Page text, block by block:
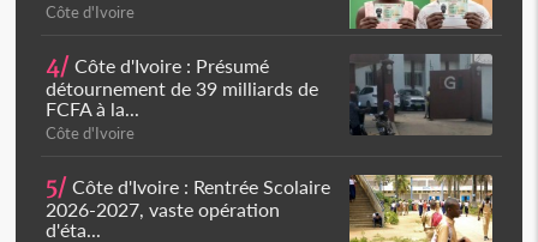
Côte d'Ivoire
4/ Côte d'Ivoire : Présumé
détournement de 39 milliards de
FCFA à la...
Côte d'Ivoire
5/ Côte d'Ivoire : Rentrée Scolaire
2026-2027, vaste opération
d'éta...